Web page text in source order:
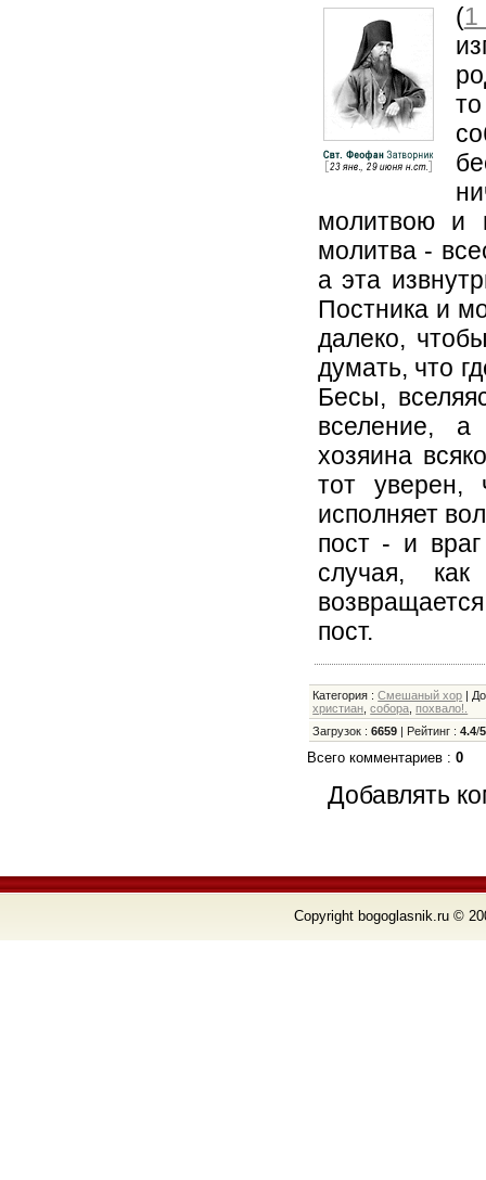
(
молитвою и
молитва -
а эта
Постника и
далеко,
думать, что
Бесы,
вселение, а
хозяина
тот
исполняет
пост - и
случая,
пост.
Категория :Смешаный хор
христиан ,собора ,похвало!.
Загрузок :6659 Рейтинг :4.4/5
Всего комментариев :0
Добавлять
Copyright bogoglasnik.ru ©